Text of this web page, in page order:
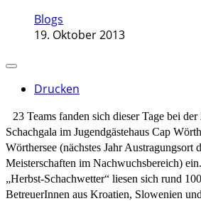
Blogs
19. Oktober 2013
Drucken
23 Teams fanden sich dieser Tage bei
Schachgala im Jugendgästehaus Cap
Wörthersee (nächstes Jahr Austragungsort
Meisterschaften im Nachwuchsbereich)
„Herbst-Schachwetter“ liesen sich rund
BetreuerInnen aus Kroatien, Slowenien